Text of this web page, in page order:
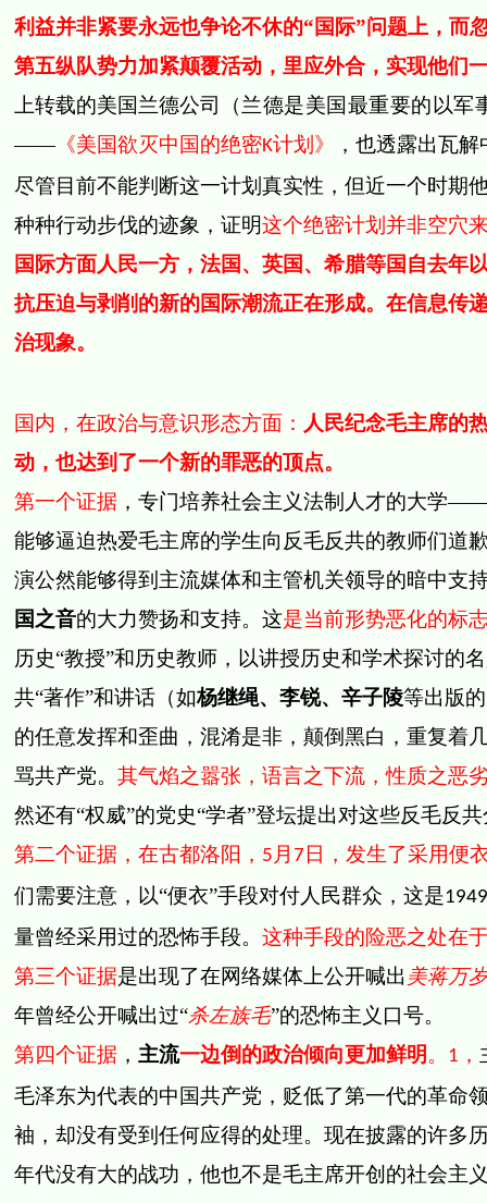
利益并非紧要永远也争论不休的“国际”问题上，而
第五纵队势力加紧颠覆活动，里应外合，实现他们
上转载的美国兰德公司
（兰德是美国最重要的以
——《美国欲灭中国的绝密K计划》
，也透露出瓦
尽管目前不能判断这一计划真实性，但近一个时期
种种行动步伐的迹象，证明这个绝密计划并非空穴
国际方面人民一方，法国、英国、希腊等国自去年
抗压迫与剥削的新的国际潮流正在形成。在信息传
治现象。
国内，在政治与意识形态方面： 人民纪念毛主席的
动，也达到了一个新的罪恶的顶点。
第一个证据，专门培养社会主义法制人才的大学
能够逼迫热爱毛主席的学生向反毛反共的教师们道
演公然能够得到主流媒体和主管机关领导的暗中支
国之音的大力赞扬和支持。这是当前形势恶化的标
历史“教授”和历史教师，以讲授历史和学术探讨的
共“著作”和讲话（如杨继绳、李锐、辛子陵等出版
的任意发挥和歪曲，混淆是非，颠倒黑白，重复着
骂共产党。 其气焰之嚣张，语言之下流，性质之恶
然还有“权威”的党史“学者”登坛提出对这些反毛反
第二个证据，在古都洛阳， 5 月 7 日，发生了采用便
们需要注意，以“便衣”手段对付人民群众，这是1949
量曾经采用过的恐怖手段。 这种手段的险恶之处在
第三个证据是出现了在网络媒体上公开喊出 美蒋万
年曾经公开喊出过“杀左族毛”的恐怖主义口号。
第四个证据， 主流一边倒的政治倾向更加鲜明 。 1 ，
毛泽东为代表的中国共产党，贬低了第一代的革命
袖，却没有受到任何应得的处理。现在披露的许多
年代没有大的战功，他也不是毛主席开创的社会主